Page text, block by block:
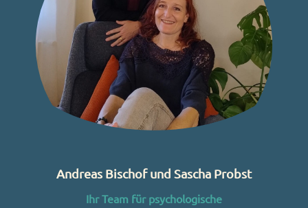
Andreas Bischof und Sascha Probst
Ihr Team für psychologische